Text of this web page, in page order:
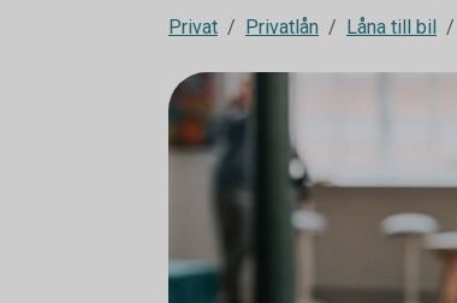
Privat Privatlån Låna till bil